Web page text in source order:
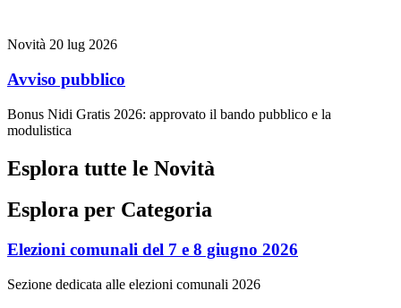
Novità 20 lug 2026
Avviso pubblico
Bonus Nidi Gratis 2026: approvato il bando pubblico e la
modulistica
Esplora tutte le Novità
Esplora per Categoria
Elezioni comunali del 7 e 8 giugno 2026
Sezione dedicata alle elezioni comunali 2026